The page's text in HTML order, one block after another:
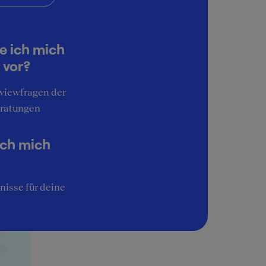
ich mich
der
mich
für deine